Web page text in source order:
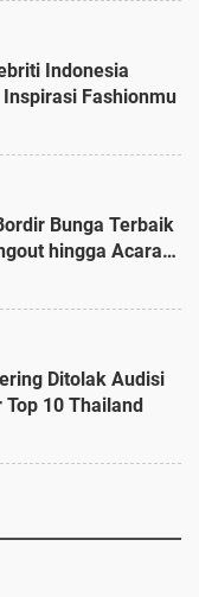
Indonesia
Fashionmu
Bunga Terbaik
hingga Acara
Ditolak Audisi
10 Thailand